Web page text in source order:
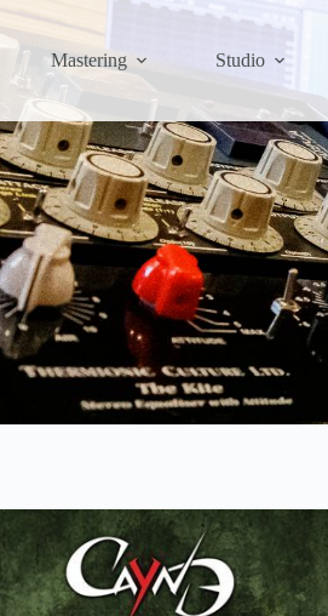
Mastering Studio